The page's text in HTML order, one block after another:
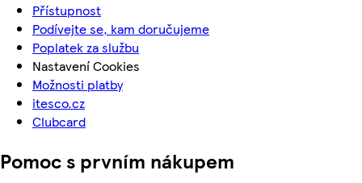
Přístupnost
Podívejte se, kam doručujeme
Poplatek za službu
Nastavení Cookies
Možnosti platby
itesco.cz
Clubcard
Pomoc s prvním nákupem